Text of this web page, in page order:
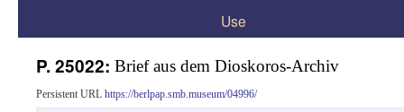
Use
P. 25022: Brief aus dem Dioskoros-Archiv
Persistent URL https://berlpap.smb.museum/04996/